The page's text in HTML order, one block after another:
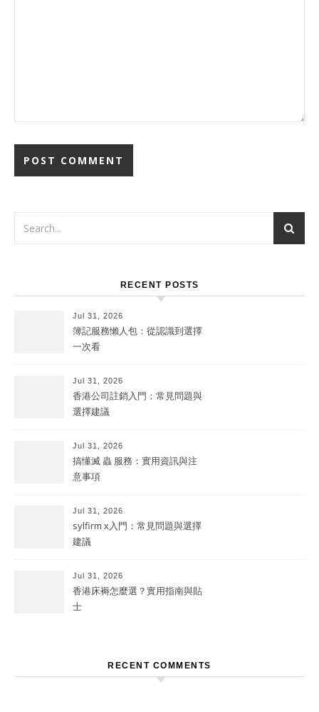
RECENT POSTS
Jul 31, 2026
簿記服務懶人包：從認識到選擇
一次看
Jul 31, 2026
香港公司註銷入門：常見問題與
選擇建議
Jul 31, 2026
搞懂滅 蟲 服務：實用資訊與注
意事項
Jul 31, 2026
sylfirm x入門：常見問題與選擇
建議
Jul 31, 2026
香港床褥怎麼選？實用指南與貼
士
RECENT COMMENTS